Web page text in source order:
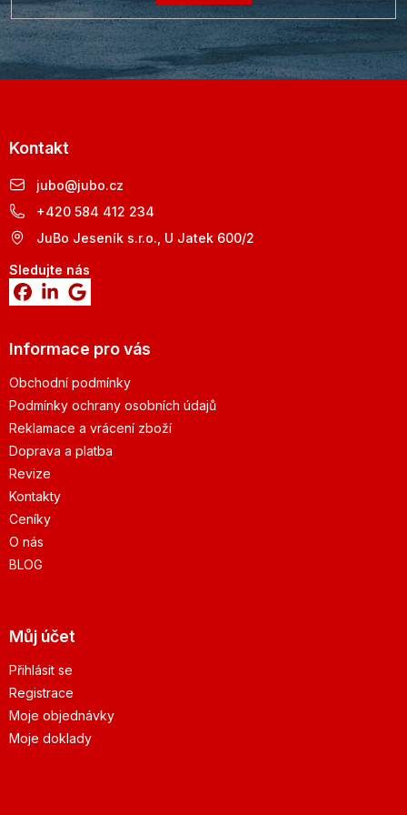
Kontakt
jubo@jubo.cz
+420 584 412 234
JuBo Jeseník s.r.o., U Jatek 600/2
Sledujte nás
Informace pro vás
Obchodní podmínky
Podmínky ochrany osobních údajů
Reklamace a vrácení zboží
Doprava a platba
Revize
Kontakty
Ceníky
O nás
BLOG
Můj účet
Přihlásit se
Registrace
Moje objednávky
Moje doklady